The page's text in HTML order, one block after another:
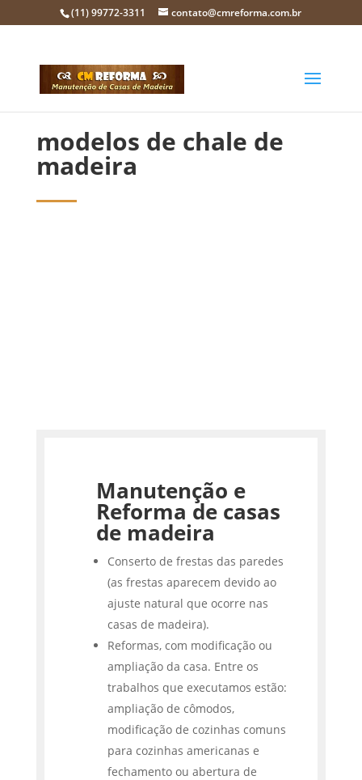
(11) 99772-3311 contato@cmreforma.com.br
modelos de chale de
madeira
Manutenção e
Reforma de casas
de madeira
Conserto de frestas das paredes
(as frestas aparecem devido ao
ajuste natural que ocorre nas
casas de madeira).
Reformas, com modificação ou
ampliação da casa. Entre os
trabalhos que executamos estão:
ampliação de cômodos,
modificação de cozinhas comuns
para cozinhas americanas e
fechamento ou abertura de